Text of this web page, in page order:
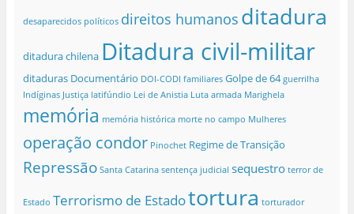
desaparecidos políticos direitos humanos ditadura
ditadura chilena Ditadura civil-militar
ditaduras Documentário DOI-CODI familiares Golpe de 64 guerrilha
Indíginas Justiça latifúndio Lei de Anistia Luta armada Marighela
memória memória histórica morte no campo Mulheres
operação condor Pinochet Regime de Transição
Repressão Santa Catarina sentença judicial sequestro terror de
Estado Terrorismo de Estadotortura torturador